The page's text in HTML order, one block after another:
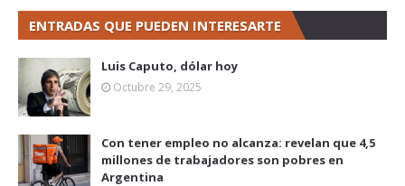
ENTRADAS QUE PUEDEN INTERESARTE
Luis Caputo, dólar hoy
Octubre 29, 2025
Con tener empleo no alcanza: revelan que 4,5
millones de trabajadores son pobres en
Argentina